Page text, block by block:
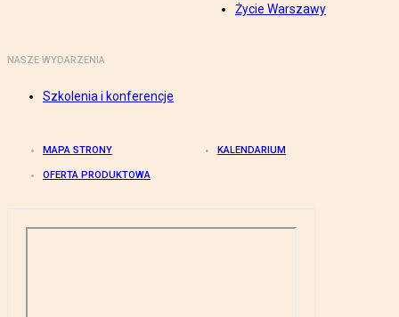
Życie Warszawy
NASZE WYDARZENIA
Szkolenia i konferencje
MAPA STRONY KALENDARIUM
OFERTA PRODUKTOWA